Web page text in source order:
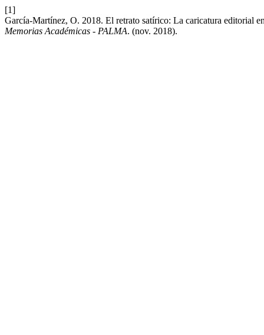
[1]
García-Martínez, O. 2018. El retrato satírico: La caricatura editorial
Memorias Académicas - PALMA. (nov. 2018).